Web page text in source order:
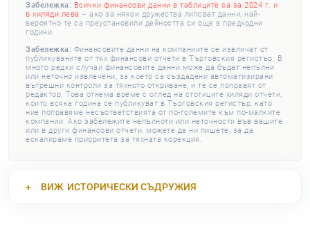
Забележка: Всички финансови данни в таблиците са за 2024 г. и
в хиляди лева – ако за някои дружества липсват данни, най-
вероятно те са преустановили дейността си още в предходни
години.
Забележка: Финансовите данни на компаниите се извличат от
публикуваните от тях финансови отчети в Търговския регистър. В
много редки случаи финансовите данни може да бъдат непълни
или неточно извлечени, за което са създадени автоматизирани
вътрешни контроли за тяхното откриване, и те се поправят от
редактор. Това отнема време с оглед на стотиците хиляди отчети,
които всяка година се публикуват в Търговския регистър, като
ние поправяме несъответствията от по-големите към по-малките
компании. Ако забележите непълноти или неточности във вашите
или в други финансови отчети, можете да ни пишете, за да
ескалираме приоритета за тяхната корекция.
ВИЖ ИСТОРИЧЕСКИ СЪДРУЖИЯ